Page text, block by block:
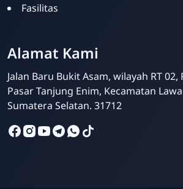
Fasilitas
Alamat Kami
Jalan Baru Bukit Asam, wilayah RT 02,
Pasar Tanjung Enim, Kecamatan
Sumatera Selatan. 31712